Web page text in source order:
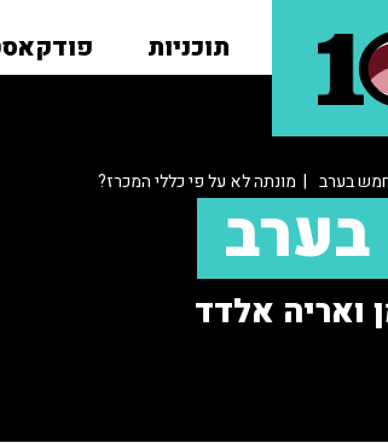
תוכניות
בערב | מונתה לא על פי כללי המכרז?
ואריה אלדד